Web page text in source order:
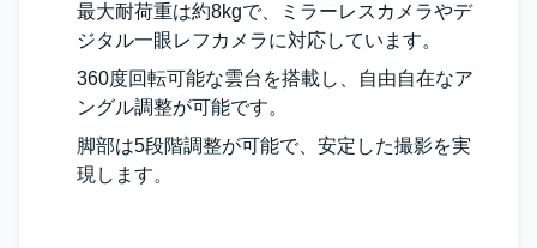
最大耐荷重は約8kgで、ミラーレスカメラやデ
ジタル一眼レフカメラに対応しています。
360度回転可能な雲台を搭載し、自由自在なア
ングル調整が可能です。
脚部は5段階調整が可能で、安定した撮影を実
現します。